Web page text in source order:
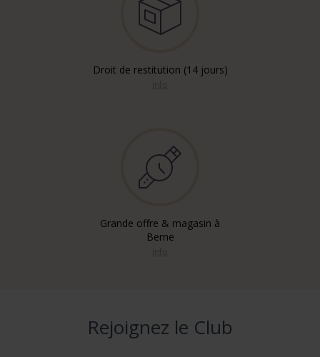
Droit de restitution (14 jours)
Grande offre & magasin à
Berne
Rejoignez le Club